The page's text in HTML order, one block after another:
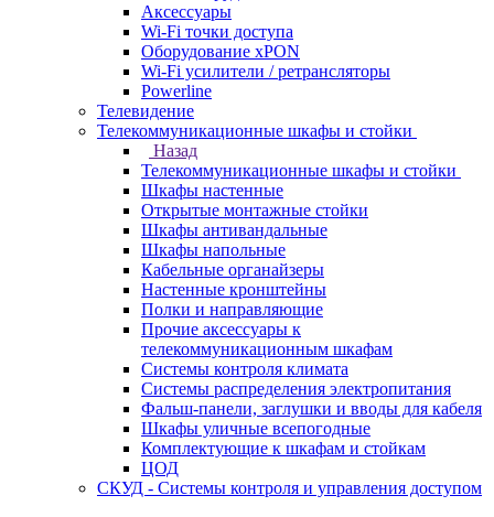
Аксессуары
Wi-Fi точки доступа
Оборудование хPON
Wi-Fi усилители / ретрансляторы
Powerline
Телевидение
Телекоммуникационные шкафы и стойки
Назад
Телекоммуникационные шкафы и стойки
Шкафы настенные
Открытые монтажные стойки
Шкафы антивандальные
Шкафы напольные
Кабельные органайзеры
Настенные кронштейны
Полки и направляющие
Прочие аксессуары к
телекоммуникационным шкафам
Системы контроля климата
Системы распределения электропитания
Фальш-панели, заглушки и вводы для кабеля
Шкафы уличные всепогодные
Комплектующие к шкафам и стойкам
ЦОД
СКУД - Системы контроля и управления доступом